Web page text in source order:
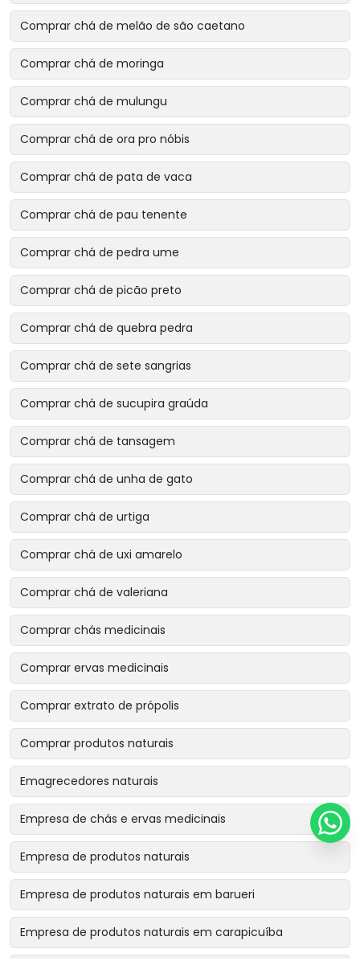
Comprar chá de melão de são caetano
Comprar chá de moringa
Comprar chá de mulungu
Comprar chá de ora pro nóbis
Comprar chá de pata de vaca
Comprar chá de pau tenente
Comprar chá de pedra ume
Comprar chá de picão preto
Comprar chá de quebra pedra
Comprar chá de sete sangrias
Comprar chá de sucupira graúda
Comprar chá de tansagem
Comprar chá de unha de gato
Comprar chá de urtiga
Comprar chá de uxi amarelo
Comprar chá de valeriana
Comprar chás medicinais
Comprar ervas medicinais
Comprar extrato de própolis
Comprar produtos naturais
Emagrecedores naturais
Empresa de chás e ervas medicinais
Empresa de produtos naturais
Empresa de produtos naturais em barueri
Empresa de produtos naturais em carapicuíba